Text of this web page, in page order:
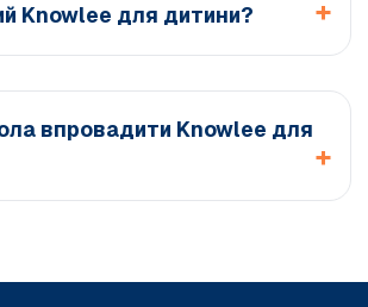
Knowlee для дитини?
впровадити Knowlee для